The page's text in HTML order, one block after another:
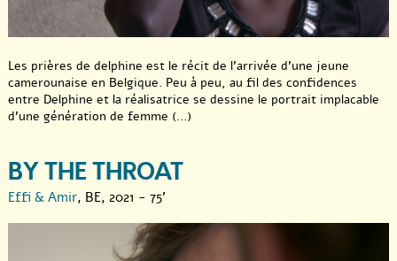
Les prières de delphine est le récit de l’arrivée d’une jeune
camerounaise en Belgique. Peu à peu, au fil des confidences
entre Delphine et la réalisatrice se dessine le portrait implacable
d’une génération de femme (...)
BY THE THROAT
Effi & Amir, BE, 2021 - 75'